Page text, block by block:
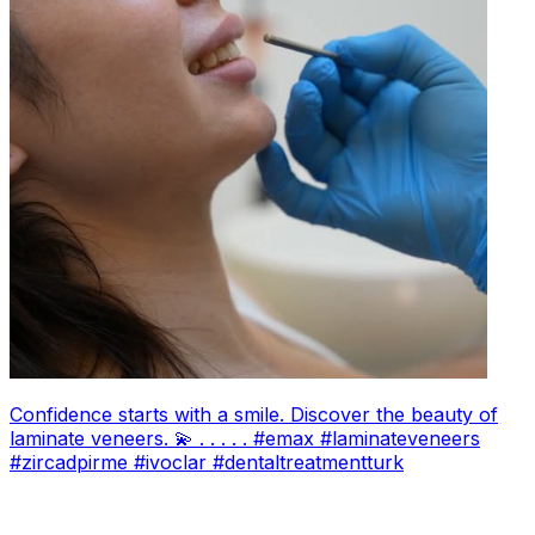
Confidence starts with a smile. Discover the beauty of
laminate veneers. 💫 . . . . . #emax #laminateveneers
#zircadpirme #ivoclar #dentaltreatmentturk